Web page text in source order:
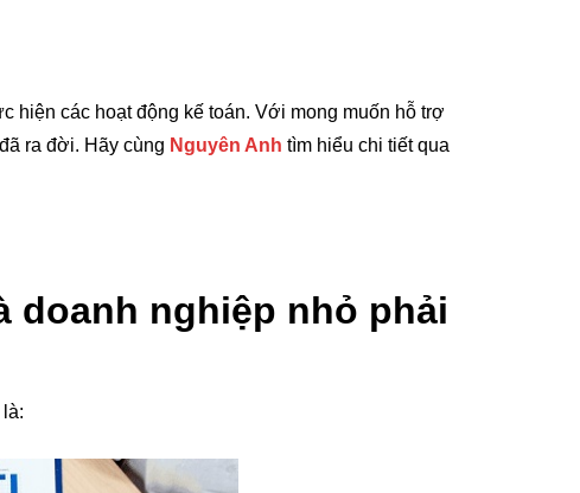
hiện các hoạt động kế toán. Với mong muốn hỗ trợ
đã ra đời. Hãy cùng Nguyên Anh tìm hiểu chi tiết qua
doanh nghiệp nhỏ phải